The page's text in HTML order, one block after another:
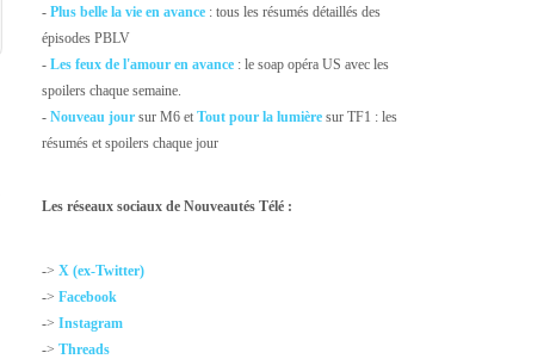
- Plus belle la vie en avance : tous les résumés détaillés des
épisodes PBLV
-Les feux de l'amour en avance : le soap opéra US avec les
spoilers chaque semaine.
-Nouveau jour sur M6 etTout pour la lumière sur TF1 : les
résumés et spoilers chaque jour
Les réseaux sociaux de Nouveautés Télé :
->X (ex-Twitter)
->Facebook
->Instagram
->Threads